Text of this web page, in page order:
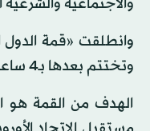
والاجتماعية
وتختتم بعدها بـ4 ساعات ببيان مشترك، يشمل خصوصًا إعادة إطلاق النمو والاستثمارات في أوروبا.
الهدف من القمة هو